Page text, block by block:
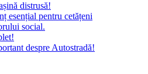
distrusă!
esențial pentru cetățeni
social.
despre Autostradă!